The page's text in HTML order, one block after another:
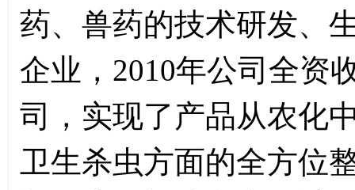
药、兽药的技术研发、
企业，2010年公司全资
司，实现了产品从农化
卫生杀虫方面的全方位